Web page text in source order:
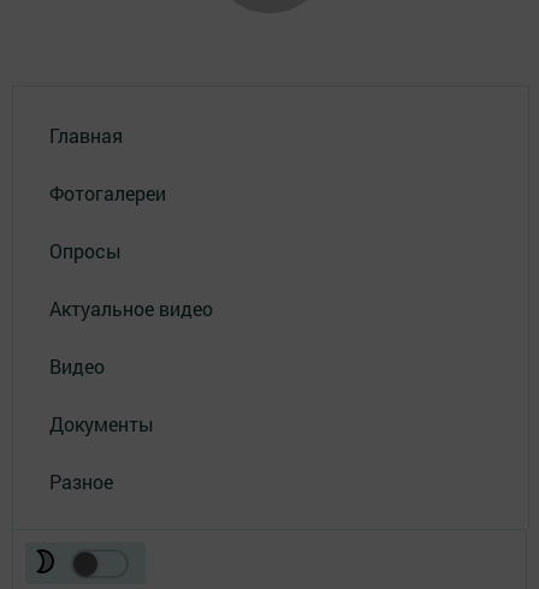
Главная
Фотогалереи
Опросы
Актуальное видео
Видео
Документы
Разное